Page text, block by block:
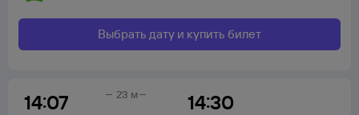
Выбрать дату и купить билет
14:07 14:30
23 м